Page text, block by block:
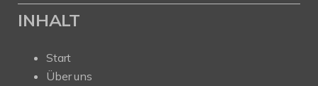
INHALT
Start
Über uns